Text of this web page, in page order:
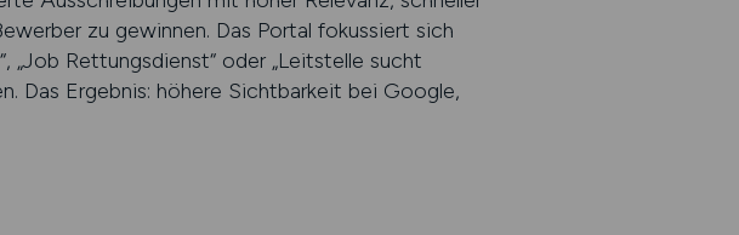
zu gewinnen. Das Portal fokussiert sich
Rettungsdienst“ oder „Leitstelle sucht
Das Ergebnis: höhere Sichtbarkeit bei Google,